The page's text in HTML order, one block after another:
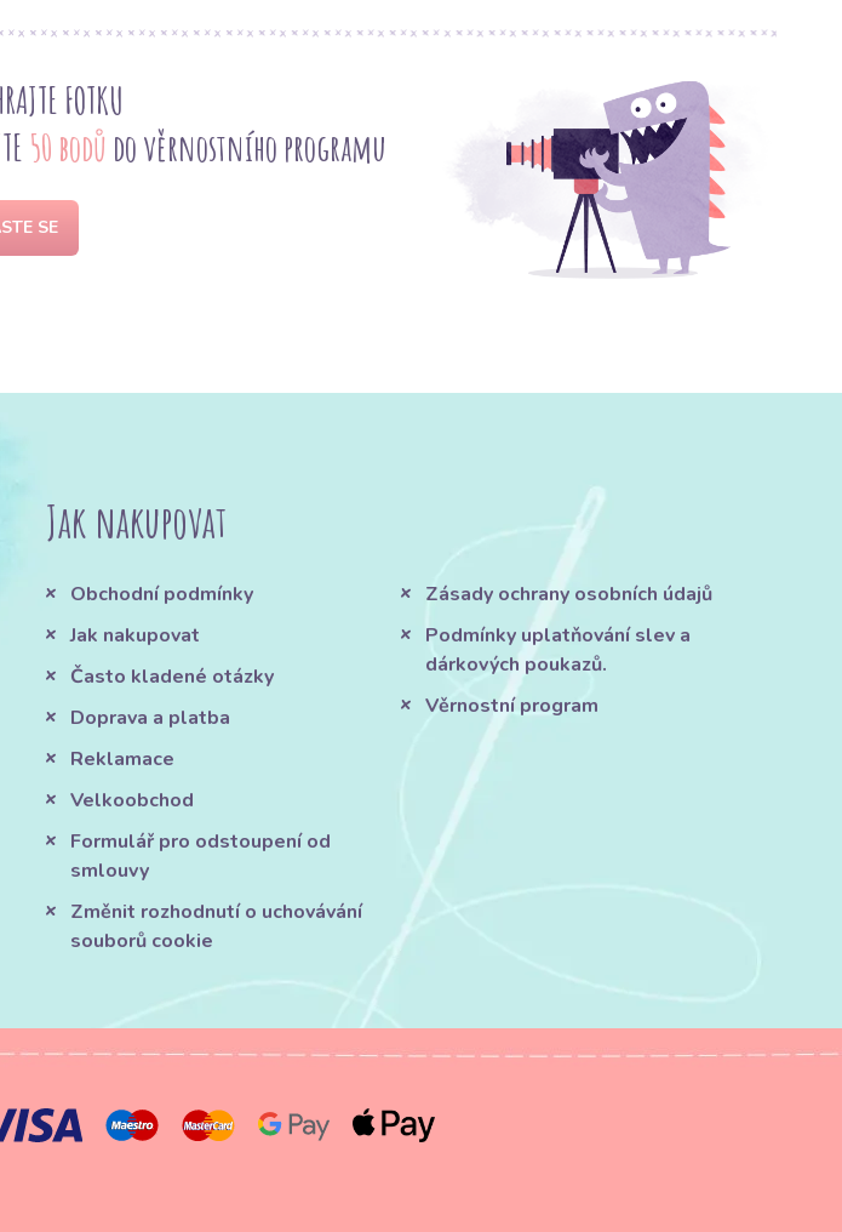
FOTKU
50 bodů do věrnostního programu
SE
Jak nakupovat
Obchodní podmínky
Jak nakupovat
Často kladené otázky
Doprava a platba
Reklamace
Velkoobchod
Formulář pro odstoupení od
smlouvy
Změnit rozhodnutí o uchovávání
souborů cookie
Zásady ochrany osobních údajů
Podmínky uplatňování slev a
dárkových poukazů.
Věrnostní program